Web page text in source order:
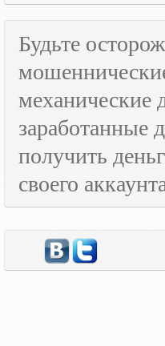
Будьте
механические
заработанные
получить
своего